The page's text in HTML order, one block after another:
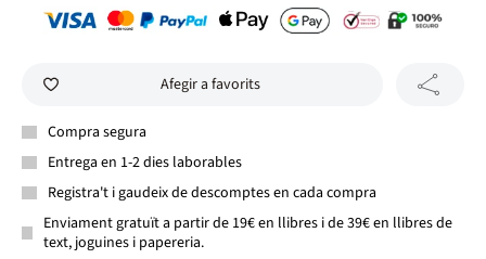
Afegir a favorits
Compra segura
Entrega en 1-2 dies laborables
Registra't i gaudeix de descomptes en cada compra
Enviament gratuït a partir de 19€ en llibres i de 39€ en llibres de
text, joguines i papereria.